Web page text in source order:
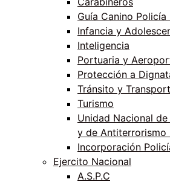
Guía Canino Policía
Infancia y
Inteligencia
Portuaria y
Protección a
Tránsito y
Turismo
Unidad Nacional
y de Antiterrorismo
Incorporación
Ejercito Nacional
A.S.P.C